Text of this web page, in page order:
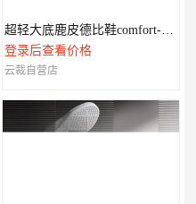
超轻大底鹿皮德比鞋comfort-XL系列
登录后查看价格
云裁自营店